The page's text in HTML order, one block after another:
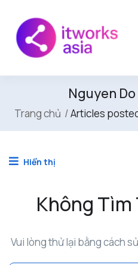
Nguyen
Trang chủ Articles
Hiển thị
Không Tìm
Vui lòng thử lại bằng cách